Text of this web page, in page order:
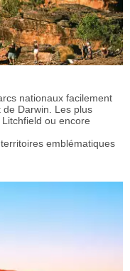
nationaux facilement
Darwin. Les plus
ou encore
emblématiques